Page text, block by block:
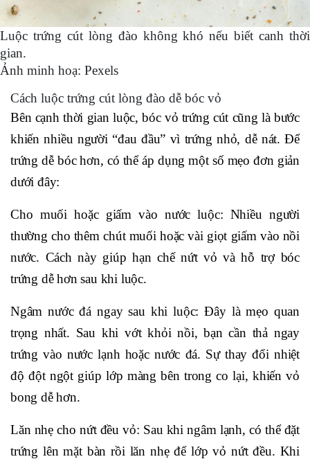
Luộc trứng cút lòng đào không khó nếu biết canh thời
gian.
Ảnh minh hoạ: Pexels
Cách luộc trứng cút lòng đào dễ bóc vỏ
Bên cạnh thời gian luộc, bóc vỏ trứng cút cũng là bước
khiến nhiều người “đau đầu” vì trứng nhỏ, dễ nát. Để
trứng dễ bóc hơn, có thể áp dụng một số mẹo đơn giản
dưới đây:
Cho muối hoặc giấm vào nước luộc: Nhiều người
thường cho thêm chút muối hoặc vài giọt giấm vào nồi
nước. Cách này giúp hạn chế nứt vỏ và hỗ trợ bóc
trứng dễ hơn sau khi luộc.
Ngâm nước đá ngay sau khi luộc: Đây là mẹo quan
trọng nhất. Sau khi vớt khỏi nồi, bạn cần thả ngay
trứng vào nước lạnh hoặc nước đá. Sự thay đổi nhiệt
độ đột ngột giúp lớp màng bên trong co lại, khiến vỏ
bong dễ hơn.
Lăn nhẹ cho nứt đều vỏ: Sau khi ngâm lạnh, có thể đặt
trứng lên mặt bàn rồi lăn nhẹ để lớp vỏ nứt đều. Khi